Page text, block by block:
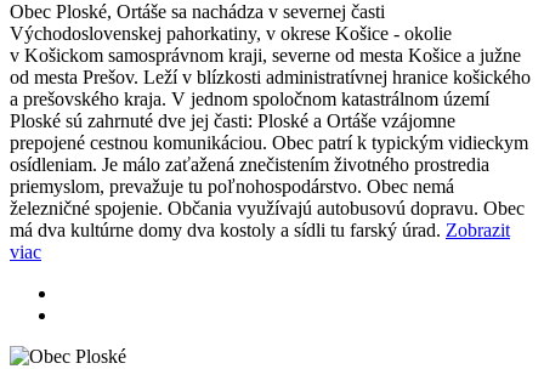
Obec Ploské, Ortáše sa nachádza v severnej časti
Východoslovenskej pahorkatiny, v okrese Košice - okolie
v Košickom samosprávnom kraji, severne od mesta Košice a južne
od mesta Prešov. Leží v blízkosti administratívnej hranice košického
a prešovského kraja. V jednom spoločnom katastrálnom území
Ploské sú zahrnuté dve jej časti: Ploské a Ortáše vzájomne
prepojené cestnou komunikáciou. Obec patrí k typickým vidieckym
osídleniam. Je málo zaťažená znečistením životného prostredia
priemyslom, prevažuje tu poľnohospodárstvo. Obec nemá
železničné spojenie. Občania využívajú autobusovú dopravu. Obec
má dva kultúrne domy dva kostoly a sídli tu farský úrad. Zobrazit
viac